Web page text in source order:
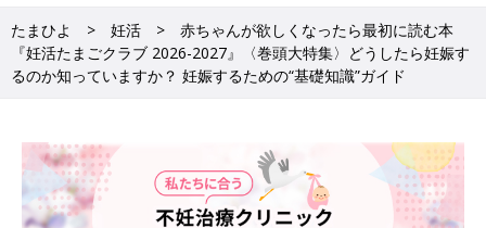
たまひよ 妊活
赤ちゃんが欲しくなったら最初に読む本
『妊活たまごクラブ 2026-2027』〈巻頭大特集〉どうしたら妊娠す
るのか知っていますか？ 妊娠するための“基礎知識”ガイド